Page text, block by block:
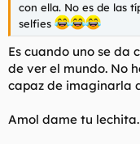
con ella. No es de las
selfies
Es cuando uno se da
de ver el mundo. No
capaz de imaginarla
Amol dame tu lechita.